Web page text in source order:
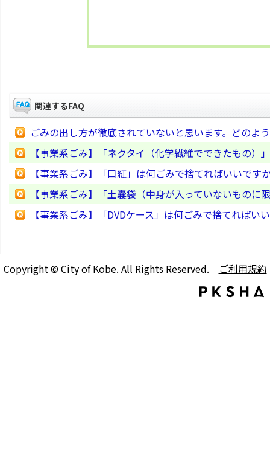
関連するFAQ
ごみの出し方が徹底されていないと思います。どのよ
【事業系ごみ】「ネクタイ（化学繊維でできたもの）
【事業系ごみ】「口紅」は何ごみで捨てればいいです
【事業系ごみ】「土嚢袋（中身が入っていないもの
【事業系ごみ】「DVDケース」は何ごみで捨てればい
Copyright © City of Kobe. All Rights Reserved. ご利用規約